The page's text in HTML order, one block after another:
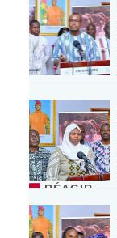
RÉAGIR